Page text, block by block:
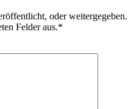
oder weitergegeben.
Felder aus.*